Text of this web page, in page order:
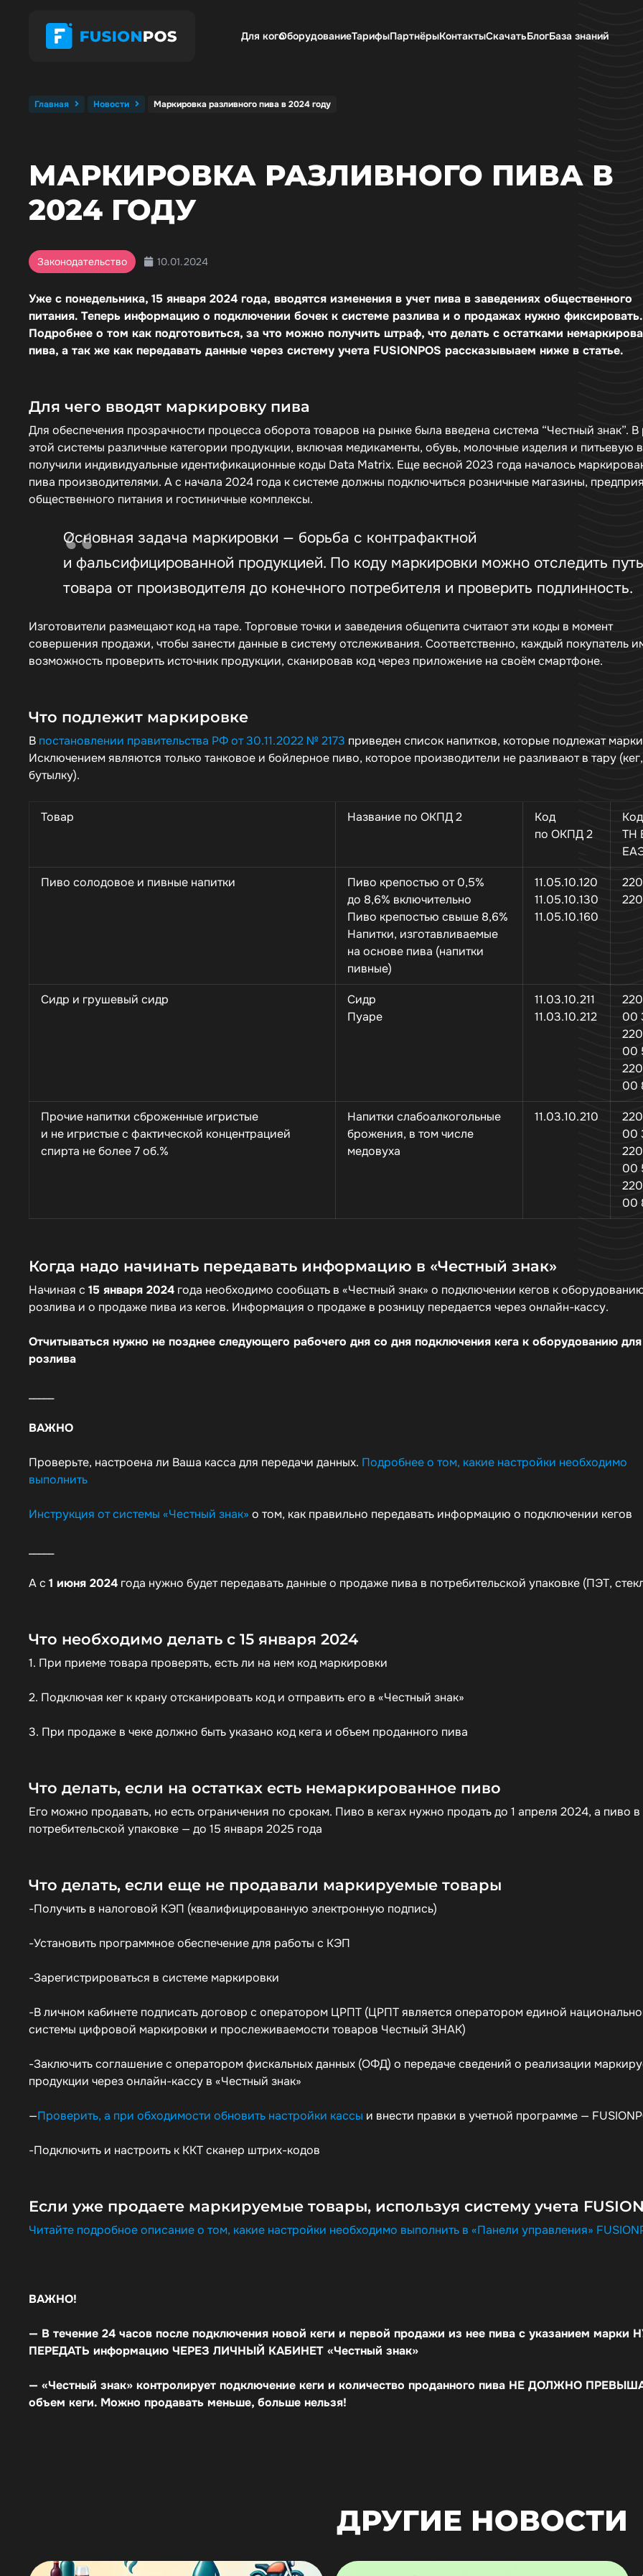
Для когоОборудованиеТарифыПартнёрыКонтактыСкачатьБлогБаза знаний
Главная Новости Маркировка разливного пива в 2024 году
МАРКИРОВКА РАЗЛИВНОГО ПИВА В
2024 ГОДУ
Законодательство 10.01.2024
Уже с понедельника, 15 января 2024 года, вводятся изменения в учет пива в заведениях общественного
питания. Теперь информацию о подключении бочек к системе разлива и о продажах нужно фиксировать.
Подробнее о том как подготовиться, за что можно получить штраф, что делать с остатками
пива, а так же как передавать данные через систему учета FUSIONPOS рассказывыаем ниже в статье.
Для чего вводят маркировку пива
Для обеспечения прозрачности процесса оборота товаров на рынке была введена система “Честный знак”. В
этой системы различные категории продукции, включая медикаменты, обувь, молочные изделия и питьевую
получили индивидуальные идентификационные коды Data Matrix. Еще весной 2023 года началось
пива производителями. А с начала 2024 года к системе должны подключиться розничные магазины,
общественного питания и гостиничные комплексы.
Основная задача маркировки — борьба с контрафактной
и фальсифицированной продукцией. По коду маркировки можно отследить путь
товара от производителя до конечного потребителя и проверить подлинность.
Изготовители размещают код на таре. Торговые точки и заведения общепита считают эти коды в момент
совершения продажи, чтобы занести данные в систему отслеживания. Соответственно, каждый покупатель
возможность проверить источник продукции, сканировав код через приложение на своём смартфоне.
Что подлежит маркировке
В постановлении правительства РФ от 30.11.2022 № 2173 приведен список напитков, которые подлежат
Исключением являются только танковое и бойлерное пиво, которое производители не разливают в тару (кег,
бутылку).
Товар Название по ОКПД 2
Код
по ОКПД 2
Код
ТН
Пиво солодовое и пивные напитки
Пиво крепостью от 0,5%
до 8,6% включительно
Пиво крепостью свыше 8,6%
Напитки, изготавливаемые
на основе пива (напитки
пивные)
11.05.10.120
11.05.10.130
11.05.10.160
Сидр и грушевый сидр
Сидр
Пуаре
11.03.10.211
11.03.10.212
00
00
00
Прочие напитки сброженные игристые
и не игристые с фактической концентрацией
спирта не более 7 об.%
Напитки слабоалкогольные
брожения, в том числе
медовуха
11.03.10.210
00
00
00
Когда надо начинать передавать информацию в «Честный знак»
Начиная с 15 января 2024 года необходимо сообщать в «Честный знак» о подключении кегов к
розлива и о продаже пива из кегов. Информация о продаже в розницу передается через онлайн-кассу.
Отчитываться нужно не позднее следующего рабочего дня со дня подключения кега к оборудованию для
розлива
ВАЖНО
Проверьте, настроена ли Ваша касса для передачи данных. Подробнее о том, какие настройки необходимо
выполнить
Инструкция от системы «Честный знак» о том, как правильно передавать информацию о подключении кегов
А с 1 июня 2024 года нужно будет передавать данные о продаже пива в потребительской упаковке (ПЭТ,
Что необходимо делать с 15 января 2024
1. При приеме товара проверять, есть ли на нем код маркировки
2. Подключая кег к крану отсканировать код и отправить его в «Честный знак»
3. При продаже в чеке должно быть указано код кега и объем проданного пива
Что делать, если на остатках есть немаркированное пиво
Его можно продавать, но есть ограничения по срокам. Пиво в кегах нужно продать до 1 апреля 2024, а пиво в
потребительской упаковке — до 15 января 2025 года
Что делать, если еще не продавали маркируемые товары
-Получить в налоговой КЭП (квалифицированную электронную подпись)
-Установить программное обеспечение для работы с КЭП
-Зарегистрироваться в системе маркировки
-В личном кабинете подписать договор с оператором ЦРПТ (ЦРПТ является оператором единой
системы цифровой маркировки и прослеживаемости товаров Честный ЗНАК)
-Заключить соглашение с оператором фискальных данных (ОФД) о передаче сведений о реализации
продукции через онлайн-кассу в «Честный знак»
—Проверить, а при обходимости обновить настройки кассы и внести правки в учетной программе —
-Подключить и настроить к ККТ сканер штрих-кодов
Если уже продаете маркируемые товары, используя систему учета
Читайте подробное описание о том, какие настройки необходимо выполнить в «Панели управления»
ВАЖНО!
— В течение 24 часов после подключения новой кеги и первой продажи из нее пива с указанием марки
ПЕРЕДАТЬ информацию ЧЕРЕЗ ЛИЧНЫЙ КАБИНЕТ «Честный знак»
— «Честный знак» контролирует подключение кеги и количество проданного пива НЕ ДОЛЖНО
объем кеги. Можно продавать меньше, больше нельзя!
ДРУГИЕ НОВОСТИ